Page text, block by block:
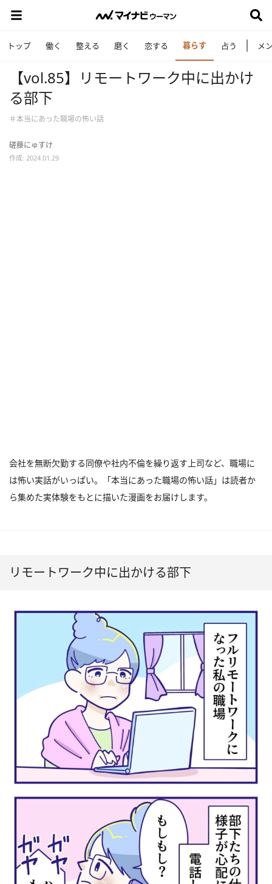
トップ 働く 整える 磨く 恋する 暮らす 占う メ
【vol.85】リモートワーク中に出かけ
る部下
＃本当にあった職場の怖い話
磋藤にゅすけ
作成: 2024.01.29
会社を無断欠勤する同僚や社内不倫を繰り返す上司など、職場に
は怖い実話がいっぱい。「本当にあった職場の怖い話」は読者か
ら集めた実体験をもとに描いた漫画をお届けします。
リモートワーク中に出かける部下